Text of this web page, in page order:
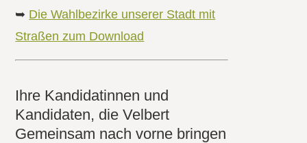
➥ Die Wahlbezirke unserer Stadt mit
Straßen zum Download
Ihre Kandidatinnen und
Kandidaten, die Velbert
Gemeinsam nach vorne bringen